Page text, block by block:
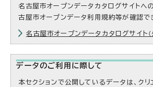
名古屋市オープンデータカタログサイトへ
古屋市オープンデータ利用規約等が確認で
名古屋市オープンデータカタログサイト
データのご利用に際して
本セクションで公開しているデータは、クリ